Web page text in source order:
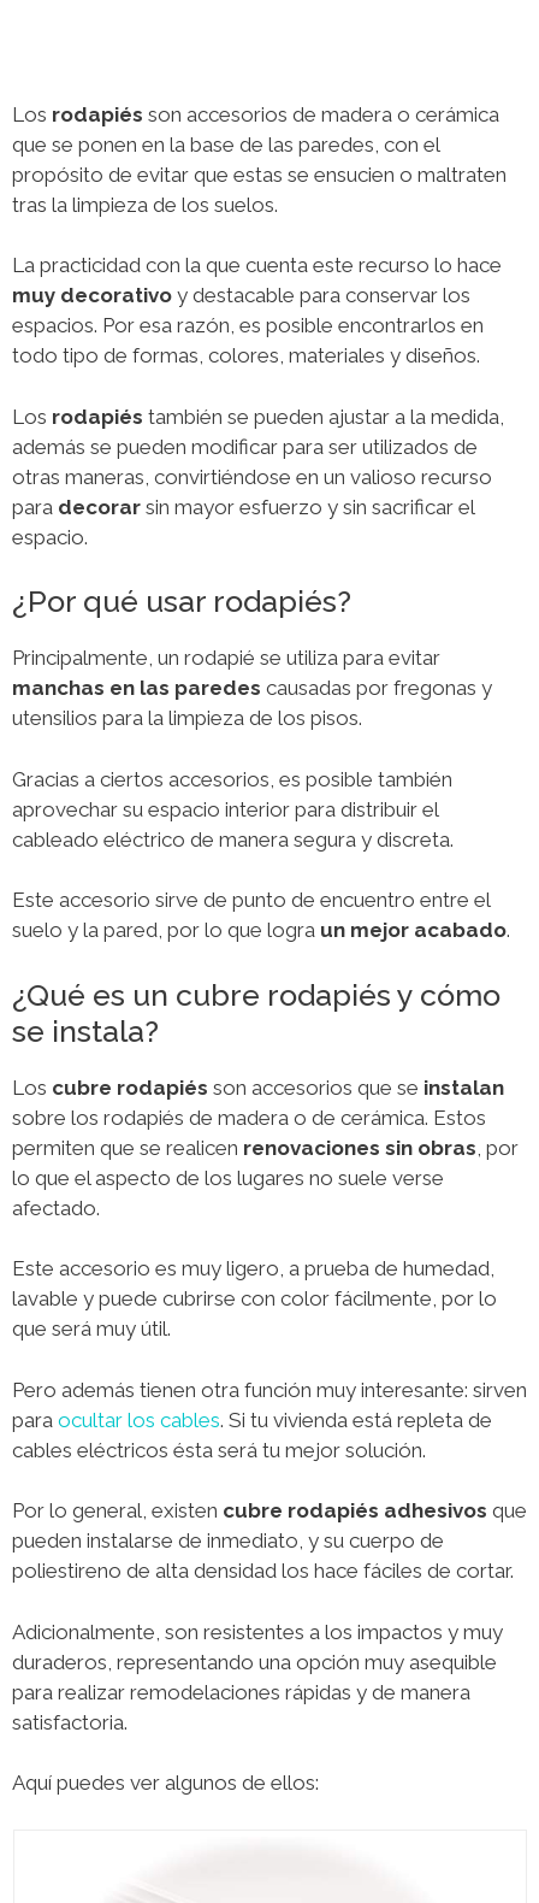
Los rodapiés son accesorios de madera o cerámica
que se ponen en la base de las paredes, con el
propósito de evitar que estas se ensucien o maltraten
tras la limpieza de los suelos.
La practicidad con la que cuenta este recurso lo hace
muy decorativo y destacable para conservar los
espacios. Por esa razón, es posible encontrarlos en
todo tipo de formas, colores, materiales y diseños.
Los rodapiés también se pueden ajustar a la medida,
además se pueden modificar para ser utilizados de
otras maneras, convirtiéndose en un valioso recurso
para decorar sin mayor esfuerzo y sin sacrificar el
espacio.
¿Por qué usar rodapiés?
Principalmente, un rodapié se utiliza para evitar
manchas en las paredes causadas por fregonas y
utensilios para la limpieza de los pisos.
Gracias a ciertos accesorios, es posible también
aprovechar su espacio interior para distribuir el
cableado eléctrico de manera segura y discreta.
Este accesorio sirve de punto de encuentro entre el
suelo y la pared, por lo que logra un mejor acabado.
¿Qué es un cubre rodapiés y cómo
se instala?
Los cubre rodapiés son accesorios que se instalan
sobre los rodapiés de madera o de cerámica. Estos
permiten que se realicen renovaciones sin obras , por
lo que el aspecto de los lugares no suele verse
afectado.
Este accesorio es muy ligero, a prueba de humedad,
lavable y puede cubrirse con color fácilmente, por lo
que será muy útil.
Pero además tienen otra función muy interesante: sirven
para ocultar los cables. Si tu vivienda está repleta de
cables eléctricos ésta será tu mejor solución.
Por lo general, existen cubre rodapiés adhesivos que
pueden instalarse de inmediato, y su cuerpo de
poliestireno de alta densidad los hace fáciles de cortar.
Adicionalmente, son resistentes a los impactos y muy
duraderos, representando una opción muy asequible
para realizar remodelaciones rápidas y de manera
satisfactoria.
Aquí puedes ver algunos de ellos: